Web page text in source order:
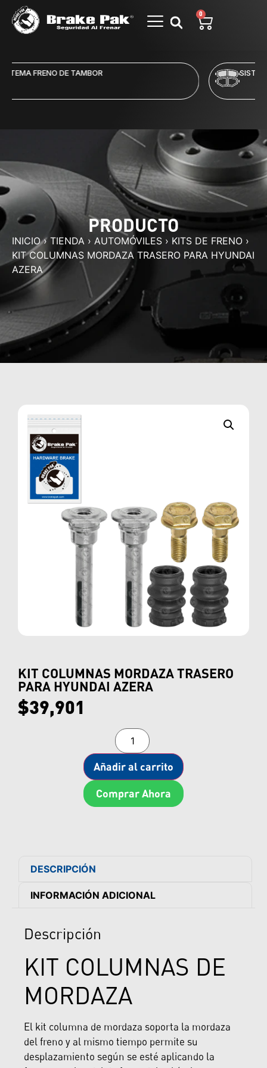
0
SISTEMA FRENO DE DISCO
PRODUCTO
INICIO› TIENDA › AUTOMÓVILES › KITS DE FRENO ›
KIT COLUMNAS MORDAZA TRASERO PARA HYUNDAI
AZERA
KIT COLUMNAS MORDAZA TRASERO
PARA HYUNDAI AZERA
$39,901
Añadir al carrito
Comprar Ahora
DESCRIPCIÓN
INFORMACIÓN ADICIONAL
Descripción
KIT COLUMNAS DE
MORDAZA
El kit columna de mordaza soporta la mordaza
del freno y al mismo tiempo permite su
desplazamiento según se esté aplicando la